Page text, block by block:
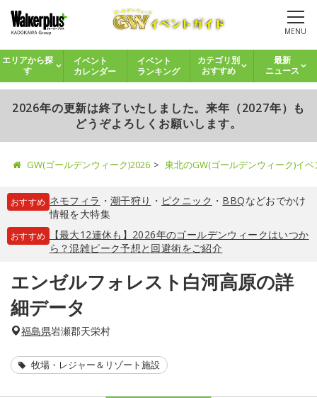
MENU
エリアから探
す
イベント
カレンダー
イベント
ランキング
カテゴリ別
おすすめ
最新
ニュース
2026年の更新は終了いたしました。来年（2027年）も
どうぞよろしくお願いします。
GW(ゴールデンウィーク)2026 東北のGW(ゴールデンウィーク)イ
おすすめ ネモフィラ ・ 潮干狩り ・ ピクニック ・ BBQなどおでかけ
情報を大特集
おすすめ
【最大12連休も】2026年のゴールデンウィークはいつか
ら？混雑ピーク予想と回避術をご紹介
エンゼルフォレスト白河高原の詳
細データ
福島県岩瀬郡天栄村
牧場・レジャー＆リゾート施設